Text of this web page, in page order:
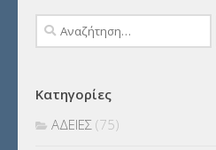
Αναζήτηση
για:
Κατηγορίες
ΑΔΕΙΕΣ (75)